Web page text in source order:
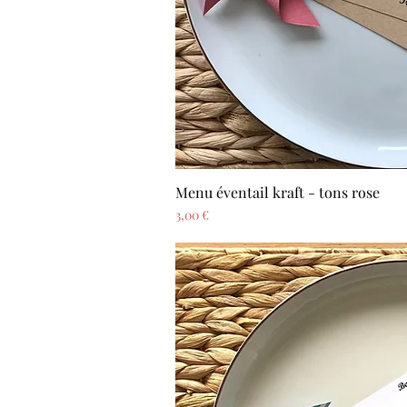
Aperçu
Menu éventail kraft - tons rose
Prix
3,00 €